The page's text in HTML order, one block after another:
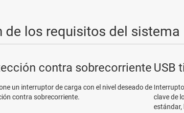
de los requisitos del sistema
contra sobrecorriente
un interruptor de carga con el nivel deseado de
contra sobrecorriente.
USB
clave de
estándar,